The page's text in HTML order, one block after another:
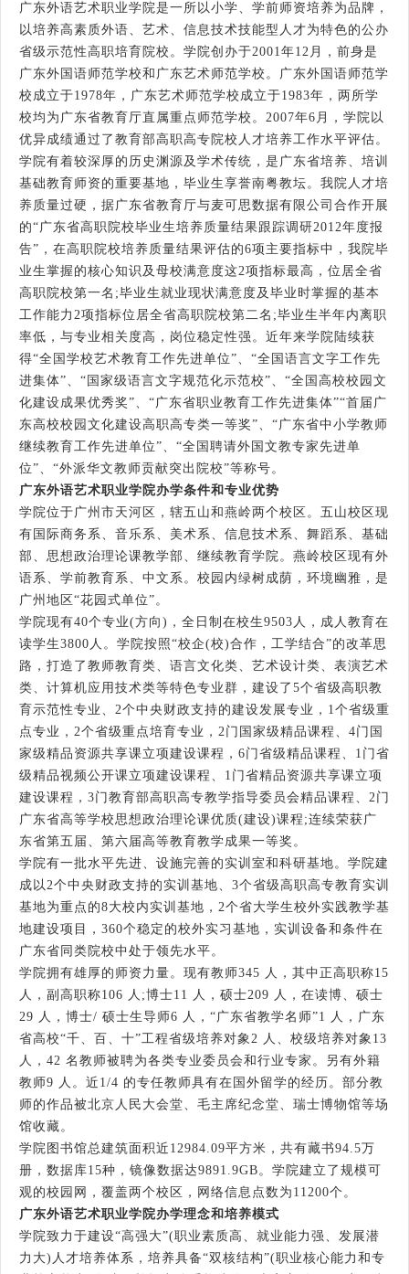
广东外语艺术职业学院是一所以小学、学前师资培养为品牌，
以培养高素质外语、艺术、信息技术技能型人才为特色的公办
省级示范性高职培育院校。学院创办于2001年12月，前身是
广东外国语师范学校和广东艺术师范学校。广东外国语师范学
校成立于1978年，广东艺术师范学校成立于1983年，两所学
校均为广东省教育厅直属重点师范学校。2007年6月，学院以
优异成绩通过了教育部高职高专院校人才培养工作水平评估。
学院有着较深厚的历史渊源及学术传统，是广东省培养、培训
基础教育师资的重要基地，毕业生享誉南粤教坛。我院人才培
养质量过硬，据广东省教育厅与麦可思数据有限公司合作开展
的“广东省高职院校毕业生培养质量结果跟踪调研2012年度报
告”，在高职院校培养质量结果评估的6项主要指标中，我院毕
业生掌握的核心知识及母校满意度这2项指标最高，位居全省
高职院校第一名;毕业生就业现状满意度及毕业时掌握的基本
工作能力2项指标位居全省高职院校第二名;毕业生半年内离职
率低，与专业相关度高，岗位稳定性强。近年来学院陆续获
得“全国学校艺术教育工作先进单位”、“全国语言文字工作先
进集体”、“国家级语言文字规范化示范校”、“全国高校校园文
化建设成果优秀奖”、“广东省职业教育工作先进集体”“首届广
东高校校园文化建设高职高专类一等奖”、“广东省中小学教师
继续教育工作先进单位”、“全国聘请外国文教专家先进单
位”、“外派华文教师贡献突出院校”等称号。
广东外语艺术职业学院办学条件和专业优势
学院位于广州市天河区，辖五山和燕岭两个校区。五山校区现
有国际商务系、音乐系、美术系、信息技术系、舞蹈系、基础
部、思想政治理论课教学部、继续教育学院。燕岭校区现有外
语系、学前教育系、中文系。校园内绿树成荫，环境幽雅，是
广州地区“花园式单位”。
学院现有40个专业(方向)，全日制在校生9503人，成人教育在
读学生3800人。学院按照“校企(校)合作，工学结合”的改革思
路，打造了教师教育类、语言文化类、艺术设计类、表演艺术
类、计算机应用技术类等特色专业群，建设了5个省级高职教
育示范性专业、2个中央财政支持的建设发展专业，1个省级重
点专业，2个省级重点培育专业，2门国家级精品课程、4门国
家级精品资源共享课立项建设课程，6门省级精品课程、1门省
级精品视频公开课立项建设课程、1门省精品资源共享课立项
建设课程，3门教育部高职高专教学指导委员会精品课程、2门
广东省高等学校思想政治理论课优质(建设)课程;连续荣获广
东省第五届、第六届高等教育教学成果一等奖。
学院有一批水平先进、设施完善的实训室和科研基地。学院建
成以2个中央财政支持的实训基地、3个省级高职高专教育实训
基地为重点的8大校内实训基地，2个省大学生校外实践教学基
地建设项目，360个稳定的校外实习基地，实训设备和条件在
广东省同类院校中处于领先水平。
学院拥有雄厚的师资力量。现有教师345 人，其中正高职称15
人，副高职称106 人;博士11 人，硕士209 人，在读博、硕士
29 人，博士/ 硕士生导师6 人，“广东省教学名师”1 人，广东
省高校“千、百、十”工程省级培养对象2 人、校级培养对象13
人，42 名教师被聘为各类专业委员会和行业专家。另有外籍
教师9 人。近1/4 的专任教师具有在国外留学的经历。部分教
师的作品被北京人民大会堂、毛主席纪念堂、瑞士博物馆等场
馆收藏。
学院图书馆总建筑面积近12984.09平方米，共有藏书94.5万
册，数据库15种，镜像数据达9891.9GB。学院建立了规模可
观的校园网，覆盖两个校区，网络信息点数为11200个。
广东外语艺术职业学院办学理念和培养模式
学院致力于建设“高强大”(职业素质高、就业能力强、发展潜
力大)人才培养体系，培养具备“双核结构”(职业核心能力和专